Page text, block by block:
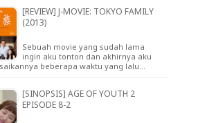
[REVIEW] J-MOVIE: TOKYO FAMILY
(2013)
Sebuah movie yang sudah lama
ingin aku tonton dan akhirnya aku
beberapa waktu yang lalu…
[SINOPSIS] AGE OF YOUTH 2
EPISODE 8-2